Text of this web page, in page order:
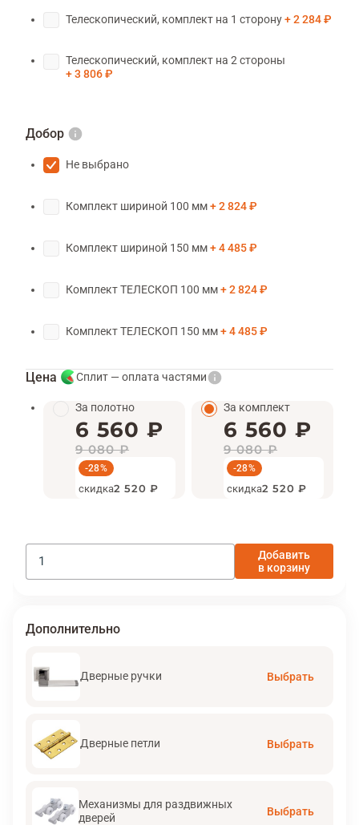
Телескопический, комплект на 1 сторону 2 284 ₽
Телескопический, комплект на 2 стороны
3 806 ₽
Добор
Не выбрано
Комплект шириной 100 мм 2 824 ₽
Комплект шириной 150 мм 4 485 ₽
Комплект ТЕЛЕСКОП 100 мм 2 824 ₽
Комплект ТЕЛЕСКОП 150 мм 4 485 ₽
Цена Сплит — оплата частями
За полотно
6 560 ₽
9 080 ₽
-28%
скидка2 520 ₽
За комплект
6 560 ₽
9 080 ₽
-28%
скидка2 520 ₽
Добавить
в корзину
Дополнительно
Дверные ручки Выбрать
Дверные петли Выбрать
Механизмы для раздвижных
дверей
Выбрать